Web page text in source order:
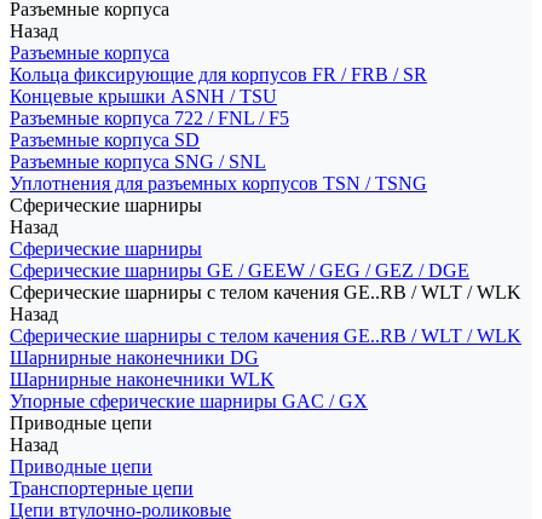
Разъемные корпуса
Назад
Разъемные корпуса
Кольца фиксирующие для корпусов FR / FRB / SR
Концевые крышки ASNH / TSU
Разъемные корпуса 722 / FNL / F5
Разъемные корпуса SD
Разъемные корпуса SNG / SNL
Уплотнения для разъемных корпусов TSN / TSNG
Сферические шарниры
Назад
Сферические шарниры
Сферические шарниры GE / GEEW / GEG / GEZ / DGE
Сферические шарниры с телом качения GE..RB / WLT / WLK
Назад
Сферические шарниры с телом качения GE..RB / WLT / WLK
Шарнирные наконечники DG
Шарнирные наконечники WLK
Упорные сферические шарниры GAC / GX
Приводные цепи
Назад
Приводные цепи
Транспортерные цепи
Цепи втулочно-роликовые